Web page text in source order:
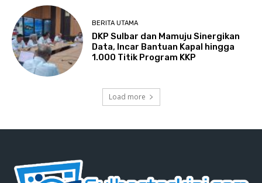
BERITA UTAMA
DKP Sulbar dan Mamuju Sinergikan
Data, Incar Bantuan Kapal hingga
1.000 Titik Program KKP
Load more